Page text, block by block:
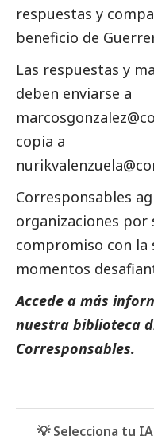
respuestas y
beneficio de
Las respuestas y
deben enviarse a
copia a
Corresponsables
organizaciones por
compromiso con la
momentos
Accede a más
nuestra biblioteca
Corresponsables.
💡 Selecciona tu